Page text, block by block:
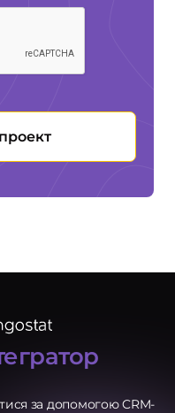
за допомогою CRM-